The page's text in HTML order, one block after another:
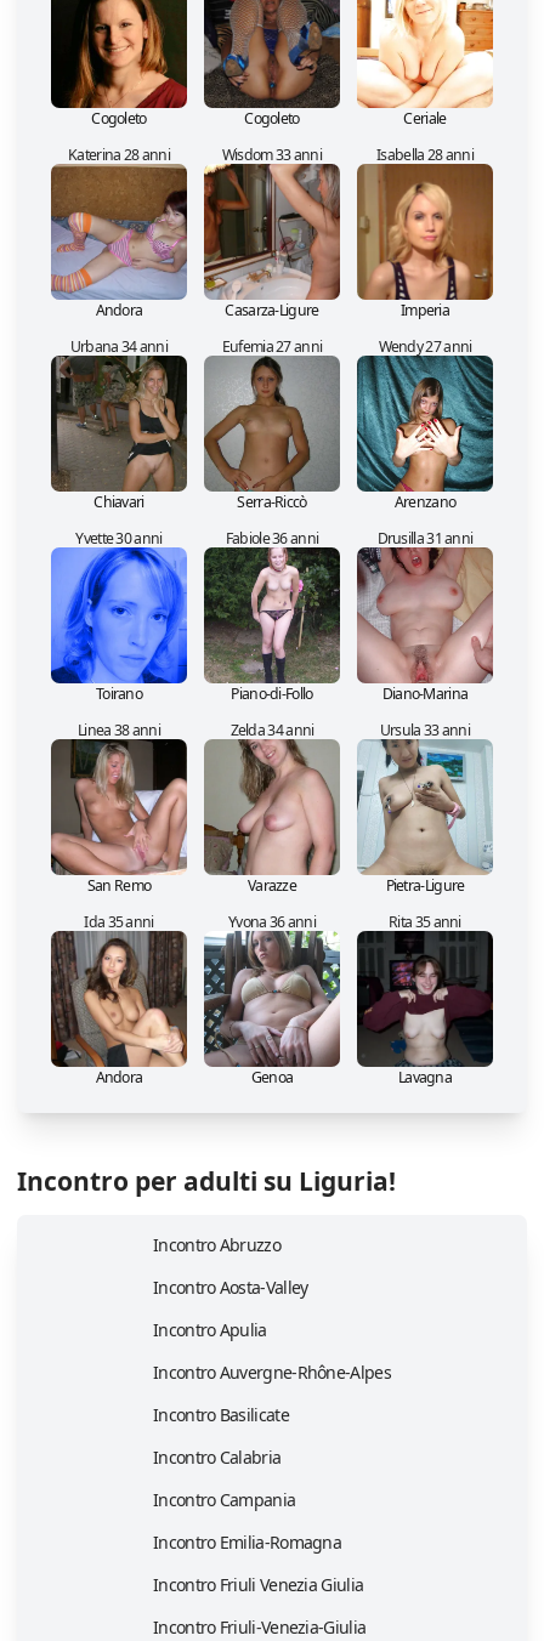
Cogoleto Cogoleto
Ceriale
Katerina 28 anni
Andora
Wisdom 33 anni
Casarza-Ligure
Isabella 28 anni
Imperia
Urbana 34 anni
Chiavari
Eufemia 27 anni
Serra-Riccò
Wendy 27 anni
Arenzano
Yvette 30 anni
Toirano
Fabiole 36 anni
Piano-di-Follo
Drusilla 31 anni
Diano-Marina
Linea 38 anni
San Remo
Zelda 34 anni
Varazze
Ursula 33 anni
Pietra-Ligure
Ida 35 anni
Andora
Yvona 36 anni
Genoa
Rita 35 anni
Lavagna
Incontro per adulti su Liguria!
Incontro Abruzzo
Incontro Aosta-Valley
Incontro Apulia
Incontro Auvergne-Rhône-Alpes
Incontro Basilicate
Incontro Calabria
Incontro Campania
Incontro Emilia-Romagna
Incontro Friuli Venezia Giulia
Incontro Friuli-Venezia-Giulia